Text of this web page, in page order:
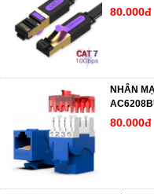
80.000đ
NHÂN
80.000đ